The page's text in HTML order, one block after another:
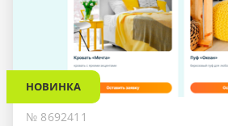
НОВИНКА
№ 8692411